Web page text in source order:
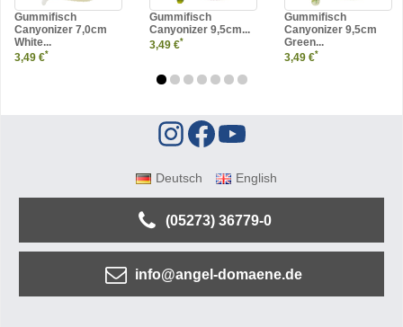
Gummifisch
Canyonizer 7,0cm
White...
3,49 €*
Gummifisch
Canyonizer 9,5cm...
3,49 €*
Gummifisch
Canyonizer 9,5cm
Green...
3,49 €*
Deutsch English
(05273) 36779-0
info@angel-domaene.de